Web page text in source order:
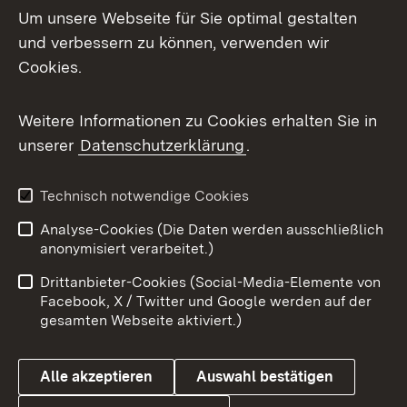
Facebook
X / Twitter
Youtube
Impressum
Kontakt
Barrierefreiheit
Datenschutz
Cookies
Um unsere Webseite für Sie optimal gestalten
und verbessern zu können, verwenden wir
Cookies.
Weitere Informationen zu Cookies erhalten Sie in
unserer Datenschutzerklärung.
Technisch notwendige Cookies
Analyse-Cookies (Die Daten werden ausschließlich
anonymisiert verarbeitet.)
Drittanbieter-Cookies (Social-Media-Elemente von
Facebook, X / Twitter und Google werden auf der
gesamten Webseite aktiviert.)
Alle akzeptieren Auswahl bestätigen